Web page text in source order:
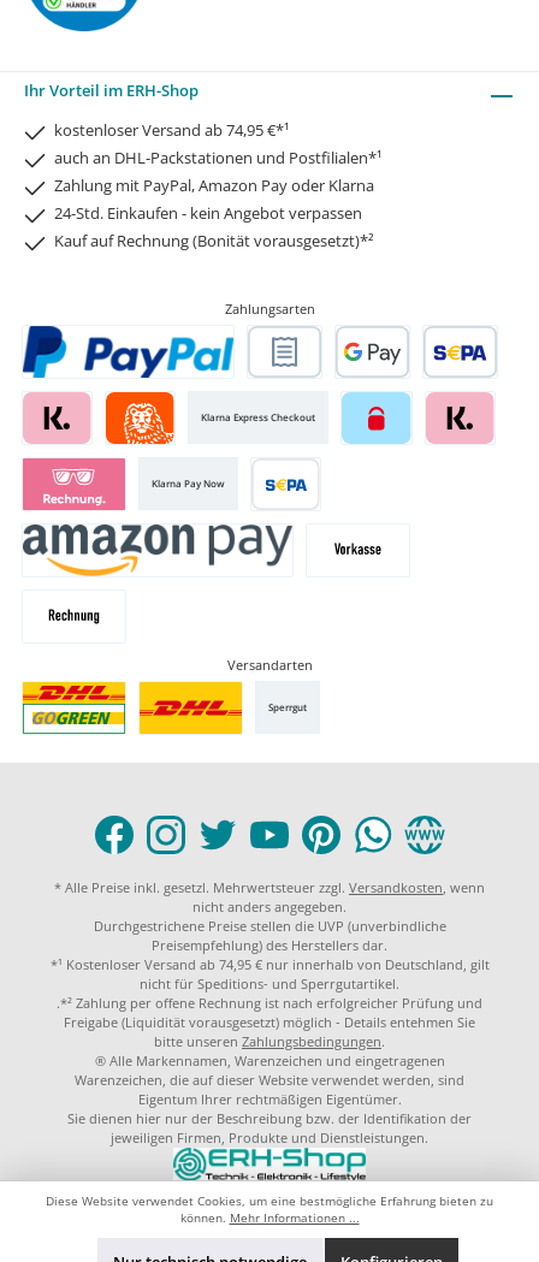
Ihr Vorteil im ERH-Shop
kostenloser Versand ab 74,95 €*¹
auch an DHL-Packstationen und Postfilialen*¹
Zahlung mit PayPal, Amazon Pay oder Klarna
24-Std. Einkaufen - kein Angebot verpassen
Kauf auf Rechnung (Bonität vorausgesetzt)*²
Zahlungsarten
Klarna Express Checkout
Klarna Pay Now
Versandarten
Sperrgut
* Alle Preise inkl. gesetzl. Mehrwertsteuer zzgl. Versandkosten, wenn
nicht anders angegeben.
Durchgestrichene Preise stellen die UVP (unverbindliche
Preisempfehlung) des Herstellers dar.
*¹ Kostenloser Versand ab 74,95 € nur innerhalb von Deutschland, gilt
nicht für Speditions- und Sperrgutartikel.
.*² Zahlung per offene Rechnung ist nach erfolgreicher Prüfung und
Freigabe (Liquidität vorausgesetzt) möglich - Details entehmen Sie
bitte unseren Zahlungsbedingungen.
® Alle Markennamen, Warenzeichen und eingetragenen
Warenzeichen, die auf dieser Website verwendet werden, sind
Eigentum Ihrer rechtmäßigen Eigentümer.
Sie dienen hier nur der Beschreibung bzw. der Identifikation der
jeweiligen Firmen, Produkte und Dienstleistungen.
Diese Website verwendet Cookies, um eine bestmögliche Erfahrung bieten zu
können. Mehr Informationen ...